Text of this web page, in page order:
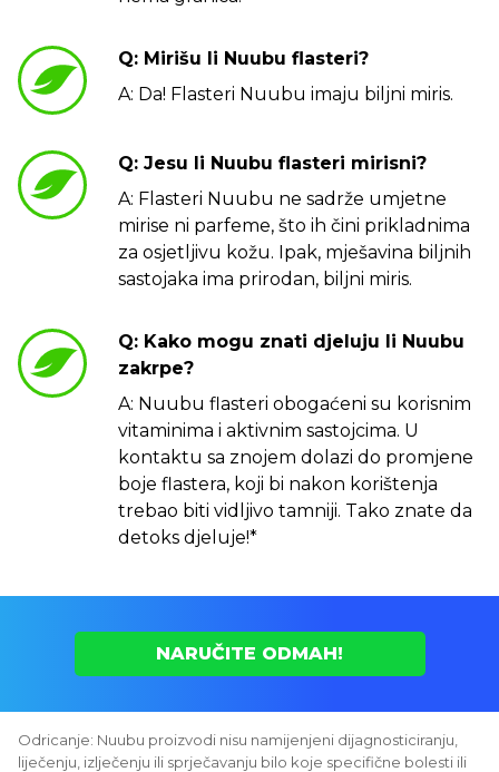
Q: Mirišu li Nuubu flasteri?
A: Da! Flasteri Nuubu imaju biljni miris.
Q: Jesu li Nuubu flasteri mirisni?
A: Flasteri Nuubu ne sadrže umjetne
mirise ni parfeme, što ih čini prikladnima
za osjetljivu kožu. Ipak, mješavina biljnih
sastojaka ima prirodan, biljni miris.
Q: Kako mogu znati djeluju li Nuubu
zakrpe?
A: Nuubu flasteri obogaćeni su korisnim
vitaminima i aktivnim sastojcima. U
kontaktu sa znojem dolazi do promjene
boje flastera, koji bi nakon korištenja
trebao biti vidljivo tamniji. Tako znate da
detoks djeluje!*
NARUČITE ODMAH!
Odricanje: Nuubu proizvodi nisu namijenjeni dijagnosticiranju,
liječenju, izlječenju ili sprječavanju bilo koje specifične bolesti ili